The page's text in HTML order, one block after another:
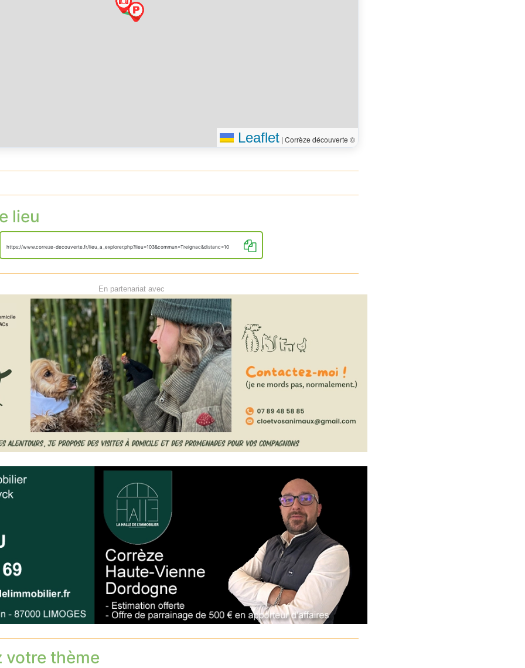
Leaflet | Corrèze découverte ©
lieu
https://www.correze-decouverte.fr/lieu_a_explorer.php?lieu=103&commun=Treignac&distanc=10
En partenariat avec
votre thème